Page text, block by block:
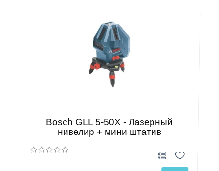
Bosch GLL 5-50X - Лазерный
нивелир + мини штатив